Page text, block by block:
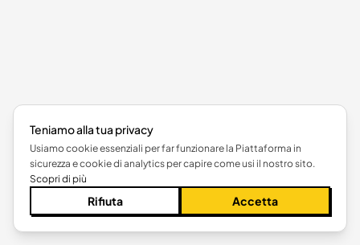
Teniamo alla tua privacy
Usiamo cookie essenziali per far funzionare la Piattaforma in
sicurezza e cookie di analytics per capire come usi il nostro sito.
Scopri di più
Rifiuta Accetta